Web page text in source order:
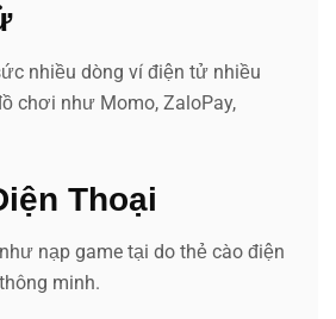
nhiều dòng ví điện tử nhiều
chơi như Momo, ZaloPay,
Thoại
nạp game tại do thẻ cào điện
minh.